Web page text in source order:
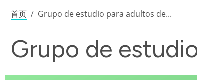
面包屑
首页 Grupo de estudio para adultos de...
Grupo de